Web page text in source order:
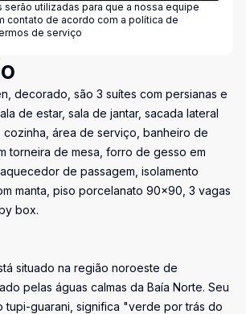
serão utilizadas para que a nossa equipe
contato de acordo com a política de
de serviço
decorado, são 3 suítes com persianas e
de estar, sala de jantar, sacada lateral
cozinha, área de serviço, banheiro de
torneira de mesa, forro de gesso em
de passagem, isolamento
manta, piso porcelanato 90x90, 3 vagas
box.
situado na região noroeste de
pelas águas calmas da Baía Norte. Seu
tupi-guarani, significa "verde por trás do